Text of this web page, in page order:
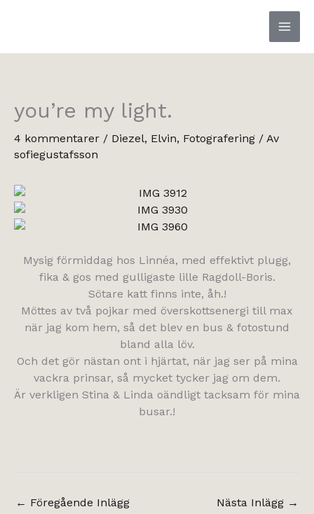
you’re my light.
4 kommentarer / Diezel, Elvin, Fotografering / Av
sofiegustafsson
Mysig förmiddag hos Linnéa, med effektivt plugg,
fika & gos med gulligaste lille Ragdoll-Boris.
Sötare katt finns inte, åh.!
Möttes av två pojkar med överskottsenergi till max
när jag kom hem, så det blev en bus & fotostund
bland alla löv.
Och det gör nästan ont i hjärtat, när jag ser på mina
vackra prinsar, så mycket tycker jag om dem.
Är verkligen Stina & Linda oändligt tacksam för mina
busar.!
← Föregående Inlägg Nästa Inlägg →